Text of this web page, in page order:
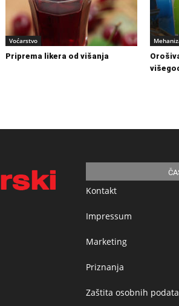
Voćarstvo
Priprema likera od višanja
Kontakt
Impressum
Marketing
Priznanja
Zaštita osobnih